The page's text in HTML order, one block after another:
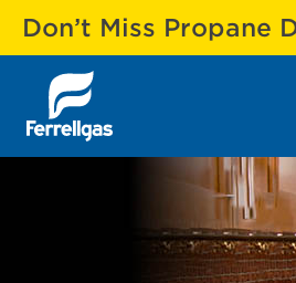
Don’t Miss Propane